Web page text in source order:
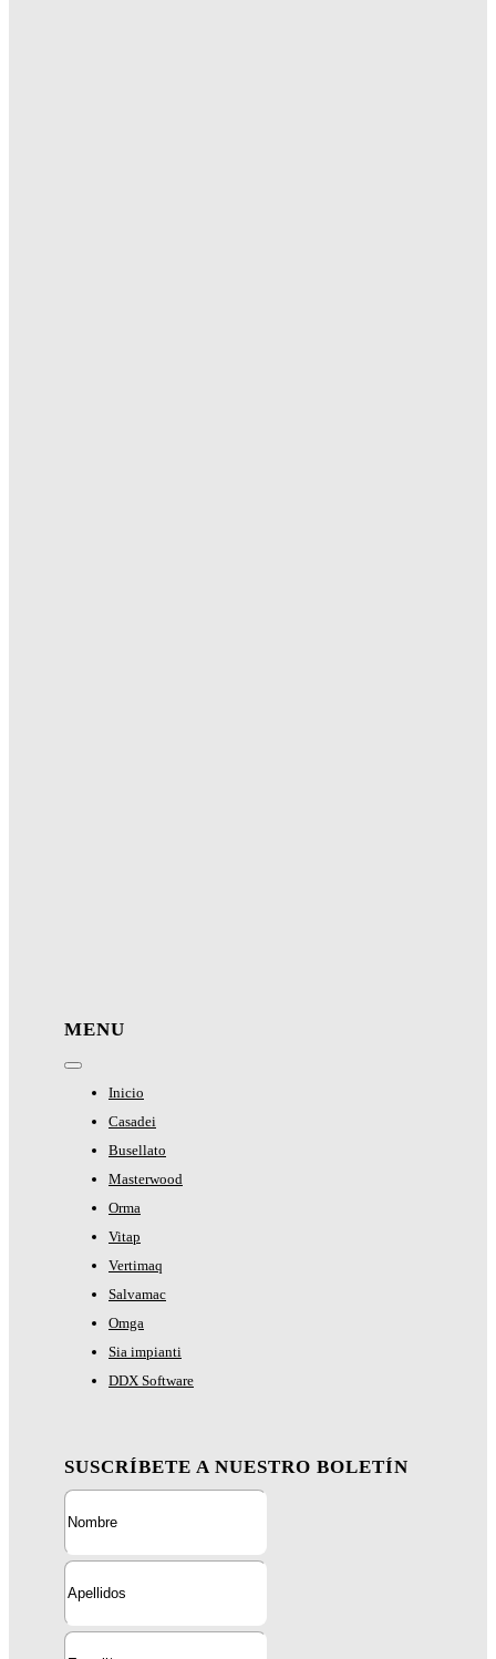
MENU
Toggle
Navigation
Inicio
Casadei
Busellato
Masterwood
Orma
Vitap
Vertimaq
Salvamac
Omga
Sia impianti
DDX Software
SUSCRÍBETE A NUESTRO BOLETÍN